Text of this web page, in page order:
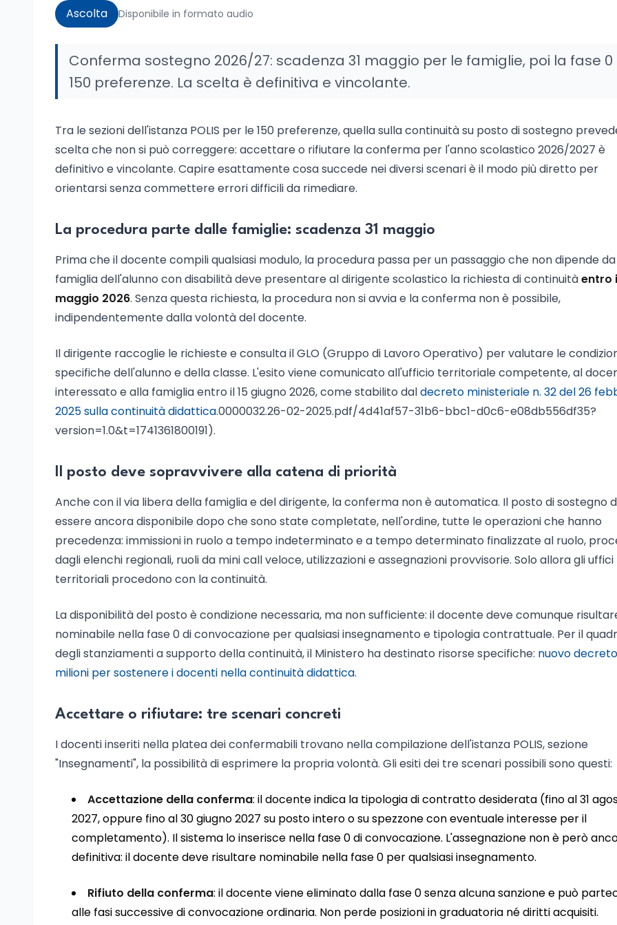
Ascolta Disponibile in formato audio
Conferma sostegno 2026/27: scadenza 31 maggio per le famiglie, poi la fase 0
150 preferenze. La scelta è definitiva e vincolante.
Tra le sezioni dell'istanza POLIS per le 150 preferenze, quella sulla continuità su posto di sostegno
scelta che non si può correggere: accettare o rifiutare la conferma per l'anno scolastico 2026/2027 è
definitivo e vincolante. Capire esattamente cosa succede nei diversi scenari è il modo più diretto per
orientarsi senza commettere errori difficili da rimediare.
La procedura parte dalle famiglie: scadenza 31 maggio
Prima che il docente compili qualsiasi modulo, la procedura passa per un passaggio che non dipende da
famiglia dell'alunno con disabilità deve presentare al dirigente scolastico la richiesta di continuitàentro
maggio 2026. Senza questa richiesta, la procedura non si avvia e la conferma non è possibile,
indipendentemente dalla volontà del docente.
Il dirigente raccoglie le richieste e consulta il GLO (Gruppo di Lavoro Operativo) per valutare le
specifiche dell'alunno e della classe. L'esito viene comunicato all'ufficio territoriale competente, al
interessato e alla famiglia entro il 15 giugno 2026, come stabilito daldecreto ministeriale n. 32 del 26
2025 sulla continuità didattica.0000032.26-02-2025.pdf/4d41af57-31b6-bbc1-d0c6-e08db556df35?
version=1.0&t=1741361800191).
Il posto deve sopravvivere alla catena di priorità
Anche con il via libera della famiglia e del dirigente, la conferma non è automatica. Il posto di sostegno
essere ancora disponibile dopo che sono state completate, nell'ordine, tutte le operazioni che hanno
precedenza: immissioni in ruolo a tempo indeterminato e a tempo determinato finalizzate al ruolo,
dagli elenchi regionali, ruoli da mini call veloce, utilizzazioni e assegnazioni provvisorie. Solo allora gli uffici
territoriali procedono con la continuità.
La disponibilità del posto è condizione necessaria, ma non sufficiente: il docente deve comunque
nominabile nella fase 0 di convocazione per qualsiasi insegnamento e tipologia contrattuale. Per il
degli stanziamenti a supporto della continuità, il Ministero ha destinato risorse specifiche: nuovo
milioni per sostenere i docenti nella continuità didattica.
Accettare o rifiutare: tre scenari concreti
I docenti inseriti nella platea dei confermabili trovano nella compilazione dell'istanza POLIS, sezione
"Insegnamenti", la possibilità di esprimere la propria volontà. Gli esiti dei tre scenari possibili sono questi:
Accettazione della conferma: il docente indica la tipologia di contratto desiderata (fino al 31
2027, oppure fino al 30 giugno 2027 su posto intero o su spezzone con eventuale interesse per il
completamento). Il sistema lo inserisce nella fase 0 di convocazione. L'assegnazione non è però
definitiva: il docente deve risultare nominabile nella fase 0 per qualsiasi insegnamento.
Rifiuto della conferma: il docente viene eliminato dalla fase 0 senza alcuna sanzione e può
alle fasi successive di convocazione ordinaria. Non perde posizioni in graduatoria né diritti acquisiti.